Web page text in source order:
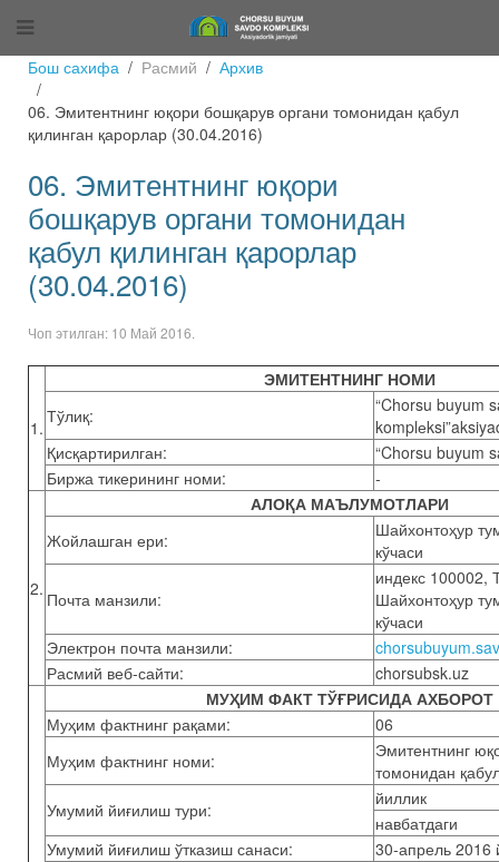
Бош сахифа Расмий
Архив
06. Эмитентнинг юқори бошқарув органи томонидан қабул
қилинган қарорлар (30.04.2016)
06. Эмитентнинг юқори
бошқарув органи томонидан
қабул қилинган қарорлар
(30.04.2016)
Чоп этилган: 10 Май 2016
1.
ЭМИТЕНТНИНГ НОМИ
Тўлиқ:
‎‎‎‎‎‎‎‎‎‎“Chorsu buyum
Қисқартирилган:
‎‎‎‎‎‎“Chorsu buyum
Биржа тикерининг номи:
-
2.
АЛОҚА МАЪЛУМОТЛАРИ
Жойлашган ери:
Шайхонтоҳур
кўчаси
Почта манзили:
индекс 100002,
Шайхонтоҳур
кўчаси
Электрон почта манзили:
Расмий веб-сайти:
chorsubsk.uz
МУҲИМ ФАКТ ТЎҒРИСИДА АХБОРОТ
Муҳим фактнинг рақами:
06
Муҳим фактнинг номи:
Эмитентнинг
томонидан
Умумий йиғилиш тури:
йиллик
навбатдаги
Умумий йиғилиш ўтказиш санаси:
30-апрель 2016